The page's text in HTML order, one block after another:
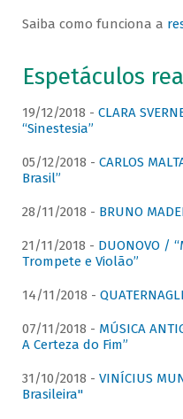
Saiba como funciona a
Espetáculos
19/12/2018 - CLARA
“Sinestesia”
05/12/2018 - CARLOS
Brasil”
28/11/2018 - BRUNO
21/11/2018 - DUONOVO /
Trompete e Violão”
14/11/2018 -
07/11/2018 - MÚSICA
A Certeza do Fim”
31/10/2018 - VINÍCIUS
Brasileira"